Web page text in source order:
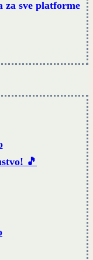
za sve platforme
🎵